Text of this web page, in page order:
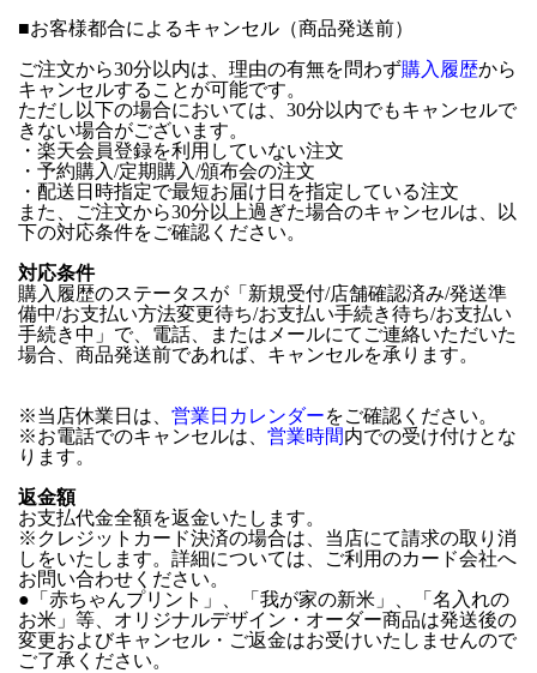
■お客様都合によるキャンセル（商品発送前）
ご注文から30分以内は、理由の有無を問わず購入履歴から
キャンセルすることが可能です。
ただし以下の場合においては、30分以内でもキャンセルで
きない場合がございます。
・楽天会員登録を利用していない注文
・予約購入/定期購入/頒布会の注文
・配送日時指定で最短お届け日を指定している注文
また、ご注文から30分以上過ぎた場合のキャンセルは、以
下の対応条件をご確認ください。
対応条件
購入履歴のステータスが「新規受付/店舗確認済み/発送準
備中/お支払い方法変更待ち/お支払い手続き待ち/お支払い
手続き中」で、電話、またはメールにてご連絡いただいた
場合、商品発送前であれば、キャンセルを承ります。
※当店休業日は、 営業日カレンダーをご確認ください。
※お電話でのキャンセルは、 営業時間内での受け付けとな
ります。
返金額
お支払代金全額を返金いたします。
※クレジットカード決済の場合は、当店にて請求の取り消
しをいたします。詳細については、ご利用のカード会社へ
お問い合わせください。
●「赤ちゃんプリント」、「我が家の新米」、「名入れの
お米」等、オリジナルデザイン・オーダー商品は発送後の
変更およびキャンセル・ご返金はお受けいたしませんので
ご了承ください。